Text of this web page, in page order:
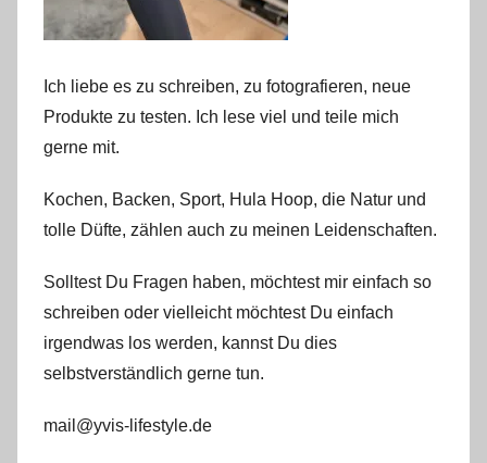
Ich liebe es zu schreiben, zu fotografieren, neue
Produkte zu testen. Ich lese viel und teile mich
gerne mit.
Kochen, Backen, Sport, Hula Hoop, die Natur und
tolle Düfte, zählen auch zu meinen Leidenschaften.
Solltest Du Fragen haben, möchtest mir einfach so
schreiben oder vielleicht möchtest Du einfach
irgendwas los werden, kannst Du dies
selbstverständlich gerne tun.
mail@yvis-lifestyle.de